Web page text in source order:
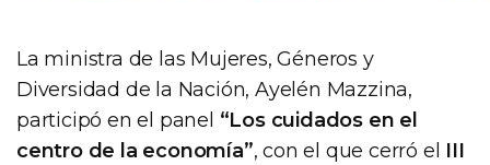
La ministra de las Mujeres, Géneros y
Diversidad de la Nación, Ayelén Mazzina,
participó en el panel “Los cuidados en el
centro de la economía”, con el que cerró el III